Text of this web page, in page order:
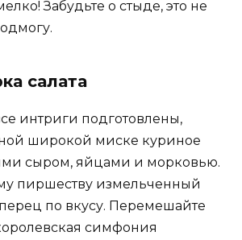
Забудьте о стыде, это не
салата
интриги подготовлены,
широкой миске куриное
сыром, яйцами и морковью.
пиршеству измельченный
по вкусу. Перемешайте
симфония